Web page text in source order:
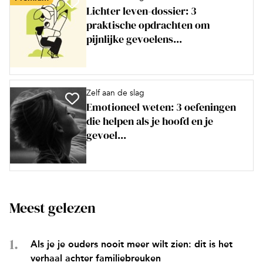
Lichter leven-dossier: 3
praktische opdrachten om
pijnlijke gevoelens...
Zelf aan de slag
Emotioneel weten: 3 oefeningen
die helpen als je hoofd en je
gevoel...
Meest gelezen
Als je je ouders nooit meer wilt zien: dit is het
verhaal achter familiebreuken